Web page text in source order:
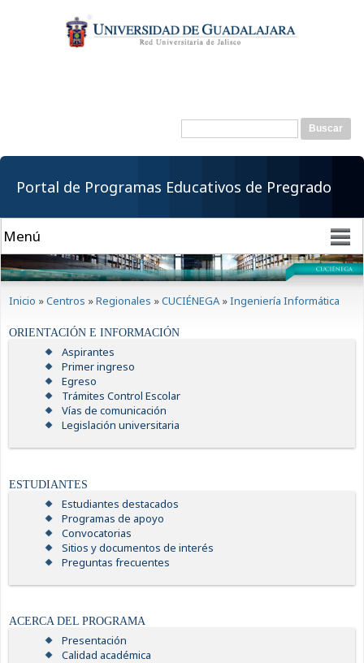
contenido
principal
Formulario de
Buscar
Portal de Programas Educativos de Pregrado
Inicio »Centros »Regionales »CUCIÉNEGA »Ingeniería Informática
ORIENTACIÓN E INFORMACIÓN
Aspirantes
Primer ingreso
Egreso
Trámites Control Escolar
Vías de comunicación
Legislación universitaria
ESTUDIANTES
Estudiantes destacados
Programas de apoyo
Convocatorias
Sitios y documentos de interés
Preguntas frecuentes
ACERCA DEL PROGRAMA
Presentación
Calidad académica